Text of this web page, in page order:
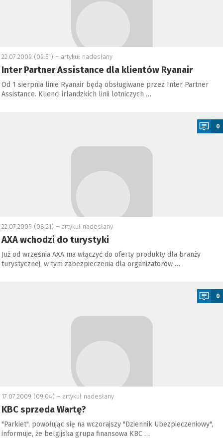
22.07.2009 (09:51) – artykuł nadesłany
Inter Partner Assistance dla klientów Ryanair
Od 1 sierpnia linie Ryanair będą obsługiwane przez Inter Partner
Assistance. Klienci irlandzkich linii lotniczych …
0
22.07.2009 (08:21) – artykuł nadesłany
AXA wchodzi do turystyki
Już od września AXA ma włączyć do oferty produkty dla branży
turystycznej, w tym zabezpieczenia dla organizatorów …
0
17.07.2009 (09:04) – artykuł nadesłany
KBC sprzeda Wartę?
"Parkiet", powołując się na wczorajszy "Dziennik Ubezpieczeniowy",
informuje, że belgijska grupa finansowa KBC …